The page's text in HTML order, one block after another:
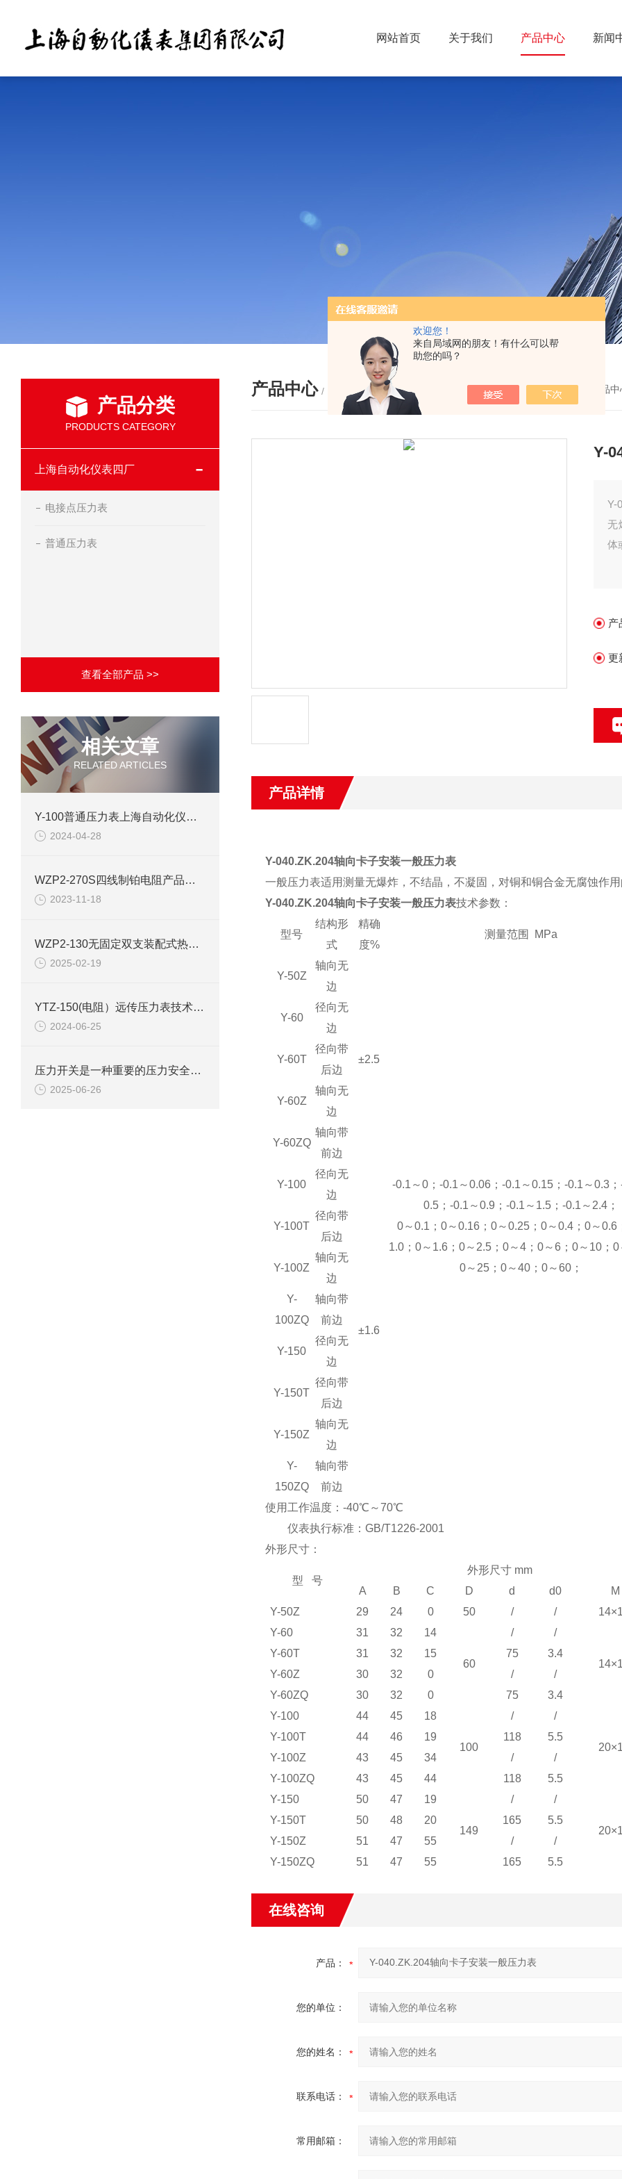
欢迎您！
来自局域网的朋友！有什么可以帮
助您的吗？
网站首页 关于我们 产品中心 新闻
产品分类
PRODUCTS CATEGORY
上海自动化仪表四厂
电接点压力表
普通压力表
查看全部产品 >>
相关文章
RELATED ARTICLES
Y-100普通压力表上海自动化仪表四厂产品介绍
2024-04-28
WZP2-270S四线制铂电阻产品介绍
2023-11-18
WZP2-130无固定双支装配式热电阻使用选型
2025-02-19
YTZ-150(电阻）远传压力表技术参数
2024-06-25
压力开关是一种重要的压力安全连锁控制装置
2025-06-26
产品中心 / PRODUCTS 您的位置：首页 - 产品
Y-
Y-
无
体
产
更
产品详情
Y-040.ZK.204轴向卡子安装一般压力表
一般压力表适用测量无爆炸，不结晶，不凝固，对铜和铜合金无腐蚀作用
Y-040.ZK.204轴向卡子安装一般压力表技术参数：
型号
结构形
式
精确
度%
测量范围 MPa
Y-50Z
轴向无
边
±2.5
-0.1～0；-0.1～0.06；-0.1～0.15；-0.1～0.3；
0.5；-0.1～0.9；-0.1～1.5；-0.1～2.4；
0～0.1；0～0.16；0～0.25；0～0.4；0～0.6
1.0；0～1.6；0～2.5；0～4；0～6；0～10；0
0～25；0～40；0～60；
Y-60
径向无
边
Y-60T
径向带
后边
Y-60Z
轴向无
边
Y-60ZQ
轴向带
前边
Y-100
径向无
边
±1.6
Y-100T
径向带
后边
Y-100Z
轴向无
边
Y-
100ZQ
轴向带
前边
Y-150
径向无
边
Y-150T
径向带
后边
Y-150Z
轴向无
边
Y-
150ZQ
轴向带
前边
使用工作温度：-40℃～70℃
仪表执行标准：GB/T1226-2001
外形尺寸：
型 号
外形尺寸 mm
A
B C D d d0
M
Y-50Z
29 24 0 50 / /
Y-60
31 32 14
60
/ /
Y-60T 31 32 15 75
3.4
Y-60Z
30 32 0 /
/
Y-60ZQ
30 32 0 75
3.4
Y-100
44 45 18
100
/ /
Y-100T 44 46 19 118
5.5
Y-100Z
43 45 34 /
/
Y-100ZQ
43 45 44 118
5.5
Y-150
50 47 19
149
/ /
Y-150T 50 48 20 165
5.5
Y-150Z
51 47 55 /
/
Y-150ZQ
51 47 55 165 5.5
在线咨询
产品：
您的单位：
您的姓名：
联系电话：
常用邮箱：